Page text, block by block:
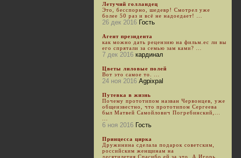
Летучий голландец
Это, бесспорно, шедевр! Смотрел уже
более 50 раз и всё не надоедает! ...
26 дек 2016 Гость
Агент президента
как можно дать рецензию на фильм.ес ли вы
его спрятали за семью зам ками? ...
7 дек 2016 кардинал
Цветы лиловые полей
Вот это самое то. ...
24 ноя 2016 Agpixpal
Путевка в жизнь
Почему прототипом назван Червонцев, уже
общеизвестно, что прототипом Сергеева
был Матвей Самойлович Погребинский,...
6 ноя 2016 Гость
Принцесса цирка
Дружинина сделала подарок советским,
российским женщинам на
десятилетия.Спасибо ей за это. А Игорь